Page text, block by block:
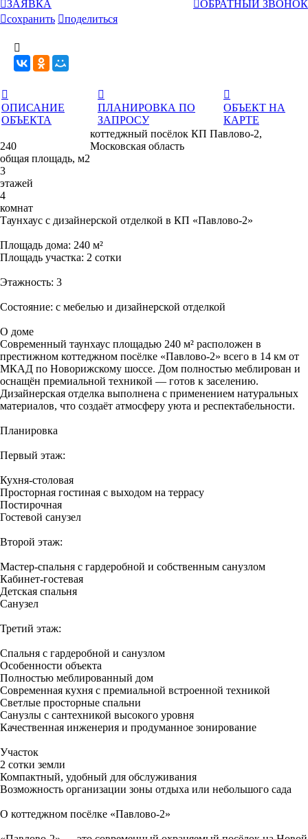
ЗАЯВКА ОБРАТНЫЙ ЗВОНОК
сохранить поделиться


ОПИСАНИЕ
ОБЪЕКТА

ПЛАНИРОВКА ПО
ЗАПРОСУ

ОБЪЕКТ НА
КАРТЕ
240
общая площадь, м2
3
этажей
4
комнат
Таунхаус с дизайнерской отделкой в КП «Павлово-2»
Площадь дома: 240 м²
Площадь участка: 2 сотки
Этажность: 3
Состояние: с мебелью и дизайнерской отделкой
О доме
Современный таунхаус площадью 240 м² расположен в
престижном коттеджном посёлке «Павлово-2» всего в 14 км от
МКАД по Новорижскому шоссе. Дом полностью меблирован и
оснащён премиальной техникой — готов к заселению.
Дизайнерская отделка выполнена с применением натуральных
материалов, что создаёт атмосферу уюта и респектабельности.
Планировка
Первый этаж:
Кухня-столовая
Просторная гостиная с выходом на террасу
Постирочная
Гостевой санузел
Второй этаж:
Мастер-спальня с гардеробной и собственным санузлом
Кабинет-гостевая
Детская спальня
Санузел
Третий этаж:
Спальня с гардеробной и санузлом
Особенности объекта
Полностью меблированный дом
Современная кухня с премиальной встроенной техникой
Светлые просторные спальни
Санузлы с сантехникой высокого уровня
Качественная инженерия и продуманное зонирование
Участок
2 сотки земли
Компактный, удобный для обслуживания
Возможность организации зоны отдыха или небольшого сада
О коттеджном посёлке «Павлово-2»
коттеджный посёлок КП Павлово-2,
Московская область